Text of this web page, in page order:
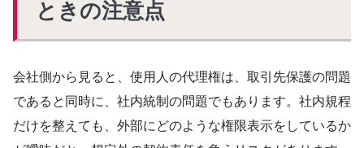
ときの注意点
会社側から見ると、使用人の代理権は、取引先保護の問題
であると同時に、社内統制の問題でもあります。社内規程
だけを整えても、外部にどのような権限表示をしているか